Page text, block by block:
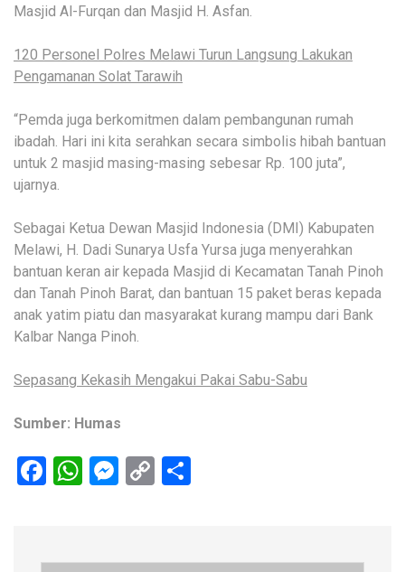
Masjid Al-Furqan dan Masjid H. Asfan.
120 Personel Polres Melawi Turun Langsung Lakukan
Pengamanan Solat Tarawih
“Pemda juga berkomitmen dalam pembangunan rumah
ibadah. Hari ini kita serahkan secara simbolis hibah bantuan
untuk 2 masjid masing-masing sebesar Rp. 100 juta”,
ujarnya.
Sebagai Ketua Dewan Masjid Indonesia (DMI) Kabupaten
Melawi, H. Dadi Sunarya Usfa Yursa juga menyerahkan
bantuan keran air kepada Masjid di Kecamatan Tanah Pinoh
dan Tanah Pinoh Barat, dan bantuan 15 paket beras kepada
anak yatim piatu dan masyarakat kurang mampu dari Bank
Kalbar Nanga Pinoh.
Sepasang Kekasih Mengakui Pakai Sabu-Sabu
Sumber: Humas
Facebook
WhatsApp
Messenger
Copy